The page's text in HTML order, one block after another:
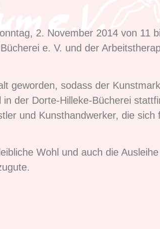
2. November 2014 von 11
e. V. und der
geworden, sodass der
der Dorte-Hilleke-Bücherei
und Kunsthandwerker, die
Wohl und auch die